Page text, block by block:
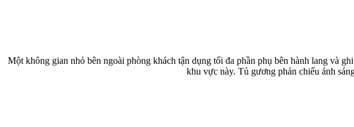
Một không gian nhỏ bên ngoài phòng khách tận dụng tối đa phần phụ bên hành lang và
khu vực này. Tủ gương phản chiếu ánh